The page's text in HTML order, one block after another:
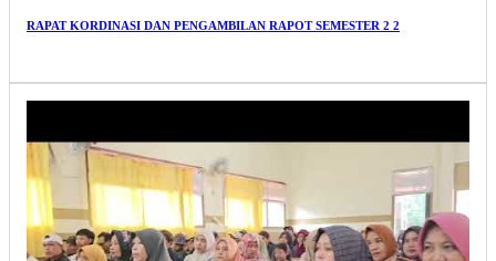
RAPAT KORDINASI DAN PENGAMBILAN RAPOT SEMESTER 2 2